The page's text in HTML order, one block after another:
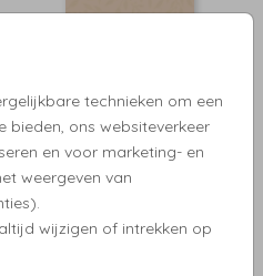
technieken om een
bieden, ons websiteverkeer
en voor marketing- en
weergeven van
wijzigen of intrekken op